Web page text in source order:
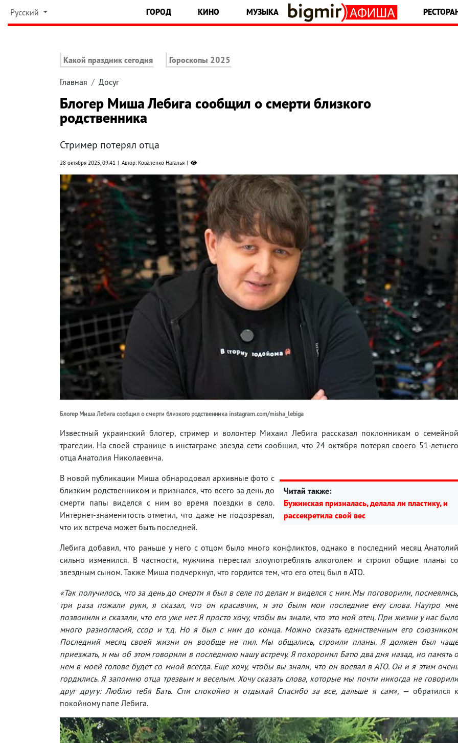
Русский ГОРОД КИНО МУЗЫКА
Какой праздник сегодня Гороскопы 2025
Главная Досуг
Блогер Миша Лебига сообщил о смерти близкого
родственника
Стример потерял отца
28 октября 2025, 09:41 Автор: Коваленко Наталья
Блогер Миша Лебига сообщил о смерти близкого родственника instagram.com/misha_lebiga
Известный украинский блогер, стример и волонтер Михаил Лебига рассказал поклонникам о семейной
трагедии. На своей странице в инстаграме звезда сети сообщил, что 24 октября потерял своего 51-летнего
отца Анатолия Николаевича.
Читай также:
Бужинская призналась, делала ли пластику, и
рассекретила свой вес
В новой публикации Миша обнародовал архивные фото с
близким родственником и признался, что всего за день до
смерти папы виделся с ним во время поездки в село.
Интернет-знаменитость отметил, что даже не подозревал,
что их встреча может быть последней.
Лебига добавил, что раньше у него с отцом было много конфликтов, однако в последний месяц Анатолий
сильно изменился. В частности, мужчина перестал злоупотреблять алкоголем и строил общие планы со
звездным сыном. Также Миша подчеркнул, что гордится тем, что его отец был в АТО.
«Так получилось, что за день до смерти я был в селе по делам и виделся с ним. Мы поговорили, посмеялись,
три раза пожали руки, я сказал, что он красавчик, и это были мои последние ему слова. Наутро мне
позвонили и сказали, что его уже нет. Я просто хочу, чтобы вы знали, что это мой отец. При жизни у нас было
много разногласий, ссор и т.д. Но я был с ним до конца. Можно сказать единственным его союзником.
Последний месяц своей жизни он вообще не пил. Мы общались, строили планы. Я должен был чаще
приезжать, и мы об этом говорили в последнюю нашу встречу. Я похоронил Батю два дня назад, но память о
нем в моей голове будет со мной всегда. Еще хочу, чтобы вы знали, что он воевал в АТО. Он и я этим очень
гордились. Я запомню отца трезвым и веселым. Хочу сказать слова, которые мы почти никогда не говорили
друг другу: Люблю тебя Бать. Спи спокойно и отдыхай Спасибо за все, дальше я сам», — обратился
покойному папе Лебига.